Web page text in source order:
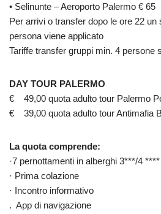
• Selinunte – Aeroporto Palermo € 65
Per arrivi o transfer dopo le ore 22
persona viene applicato
Tariffe transfer gruppi min. 4 persone
DAY TOUR PALERMO
€ 49,00 quota adulto tour Palermo
€ 39,00 quota adulto tour Antimafia
La quota comprende:
·7 pernottamenti in alberghi 3***/4
· Prima colazione
· Incontro informativo
. App di navigazione